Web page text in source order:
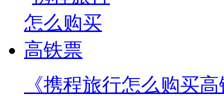
《携程旅行怎么购买